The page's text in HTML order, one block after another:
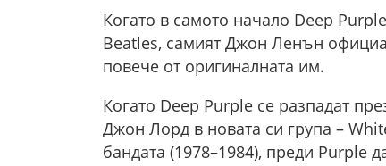
Когато в самото начало Deep
Beatles, самият Джон Ленън
повече от оригиналната им.
Когато Deep Purple се разпадат
Джон Лорд в новата си група –
бандата (1978–1984), преди Purple